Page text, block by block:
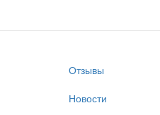
Отзывы
Новости